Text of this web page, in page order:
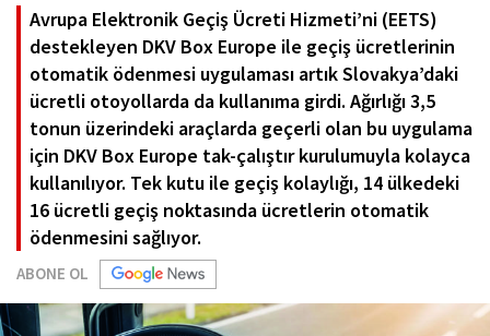
Avrupa Elektronik Geçiş Ücreti Hizmeti’ni (EETS)
destekleyen DKV Box Europe ile geçiş ücretlerinin
otomatik ödenmesi uygulaması artık Slovakya’daki
ücretli otoyollarda da kullanıma girdi. Ağırlığı 3,5
tonun üzerindeki araçlarda geçerli olan bu uygulama
için DKV Box Europe tak-çalıştır kurulumuyla kolayca
kullanılıyor. Tek kutu ile geçiş kolaylığı, 14 ülkedeki
16 ücretli geçiş noktasında ücretlerin otomatik
ödenmesini sağlıyor.
ABONE OL